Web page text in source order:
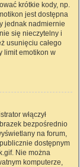
krótkie kody, np.
jest dostępna
jednak nadmiernie
się nieczytelny i
usunięciu całego
limit emotikon w
włączył
bezpośrednio
na forum,
dostępnym
Nie można
komputerze,